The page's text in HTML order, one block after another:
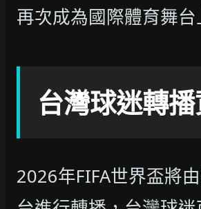
再次成為國際體育舞台
台灣球迷轉
2026年FIFA世界盃將